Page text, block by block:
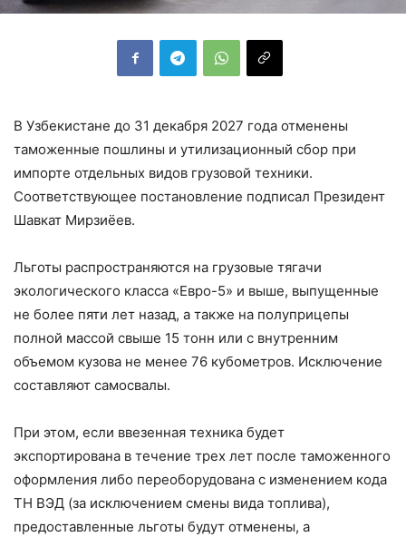
В Узбекистане до 31 декабря 2027 года отменены
таможенные пошлины и утилизационный сбор при
импорте отдельных видов грузовой техники.
Соответствующее постановление подписал Президент
Шавкат Мирзиёев.
Льготы распространяются на грузовые тягачи
экологического класса «Евро-5» и выше, выпущенные
не более пяти лет назад, а также на полуприцепы
полной массой свыше 15 тонн или с внутренним
объемом кузова не менее 76 кубометров. Исключение
составляют самосвалы.
При этом, если ввезенная техника будет
экспортирована в течение трех лет после таможенного
оформления либо переоборудована с изменением кода
ТН ВЭД (за исключением смены вида топлива),
предоставленные льготы будут отменены, а